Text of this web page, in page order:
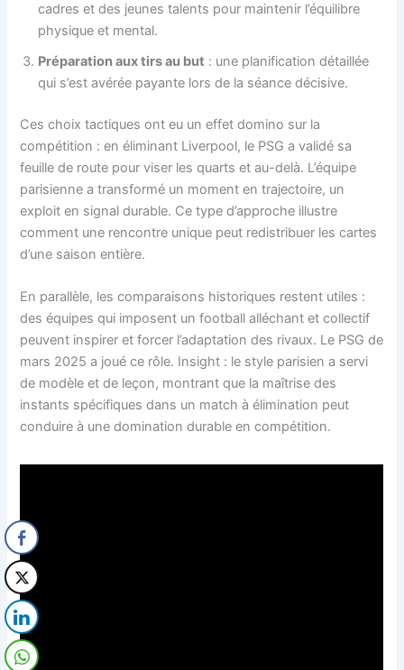
cadres et des jeunes talents pour maintenir l’équilibre
physique et mental.
Préparation aux tirs au but : une planification détaillée
qui s’est avérée payante lors de la séance décisive.
Ces choix tactiques ont eu un effet domino sur la
compétition : en éliminant Liverpool, le PSG a validé sa
feuille de route pour viser les quarts et au-delà. L’équipe
parisienne a transformé un moment en trajectoire, un
exploit en signal durable. Ce type d’approche illustre
comment une rencontre unique peut redistribuer les cartes
d’une saison entière.
En parallèle, les comparaisons historiques restent utiles :
des équipes qui imposent un football alléchant et collectif
peuvent inspirer et forcer l’adaptation des rivaux. Le PSG de
mars 2025 a joué ce rôle. Insight : le style parisien a servi
de modèle et de leçon, montrant que la maîtrise des
instants spécifiques dans un match à élimination peut
conduire à une domination durable en compétition.